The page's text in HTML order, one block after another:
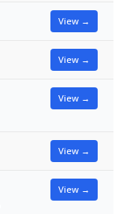
View →
View →
View →
View →
View →